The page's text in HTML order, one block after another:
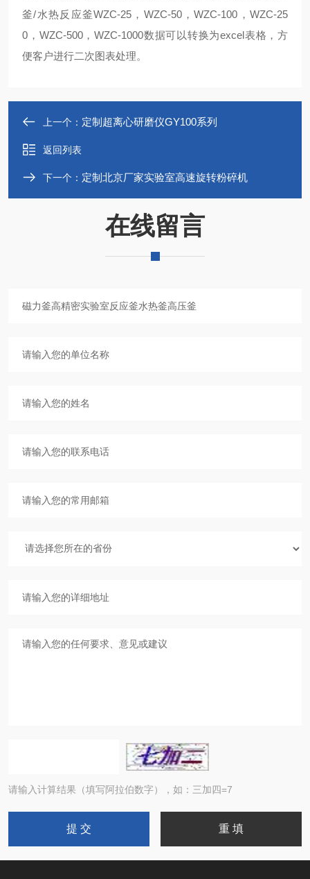
釜/水热反应釜WZC-25，WZC-50，WZC-100，WZC-25
0，WZC-500，WZC-1000数据可以转换为excel表格，方
便客户进行二次图表处理。
上一个： 定制超离心研磨仪GY100系列
返回列表
下一个： 定制北京厂家实验室高速旋转粉碎机
在线留言
请输入计算结果（填写阿拉伯数字），如：三加四=7